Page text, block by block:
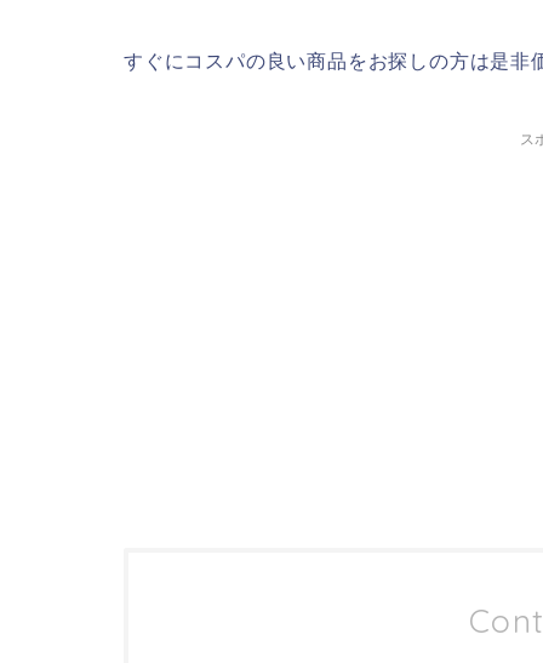
すぐにコスパの良い商品をお探しの方は是非
ス